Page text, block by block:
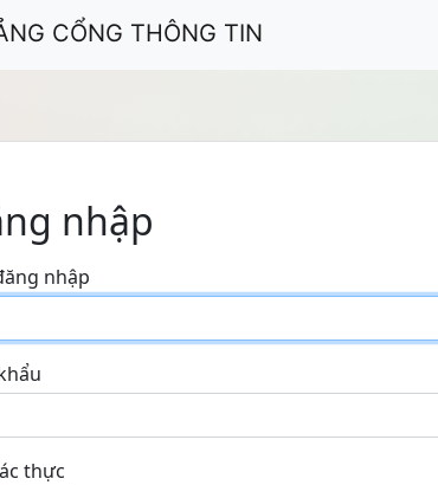
CỔNG THÔNG TIN
nhập
nhập
thực